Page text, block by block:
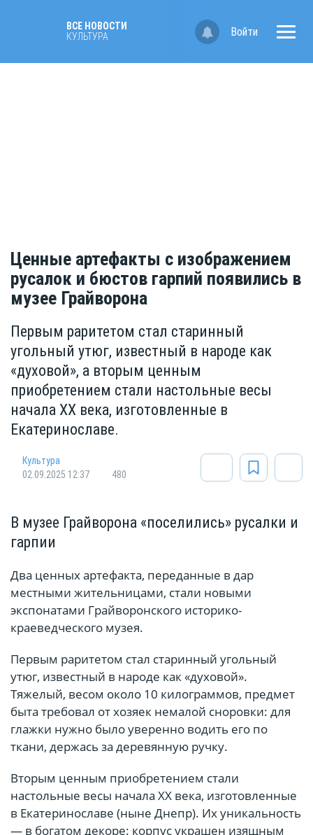
ВСЕ НОВОСТИ
КУЛЬТУРА
Войти
Ценные артефакты с изображением
русалок и бюстов гарпий появились в
музее Грайворона
Первым раритетом стал старинный
угольный утюг, известный в народе как
«духовой», а вторым ценным
приобретением стали настольные весы
начала XX века, изготовленные в
Екатеринославе.
Культура
02.09.2025 12:37
480
В музее Грайворона «поселились» русалки и
гарпии
Два ценных артефакта, переданные в дар
местными жительницами, стали новыми
экспонатами Грайворонского историко-
краеведческого музея.
Первым раритетом стал старинный угольный
утюг, известный в народе как «духовой».
Тяжелый, весом около 10 килограммов, предмет
быта требовал от хозяек немалой сноровки: для
глажки нужно было уверенно водить его по
ткани, держась за деревянную ручку.
Вторым ценным приобретением стали
настольные весы начала XX века, изготовленные
в Екатеринославе (ныне Днепр). Их уникальность
— в богатом декоре: корпус украшен изящным